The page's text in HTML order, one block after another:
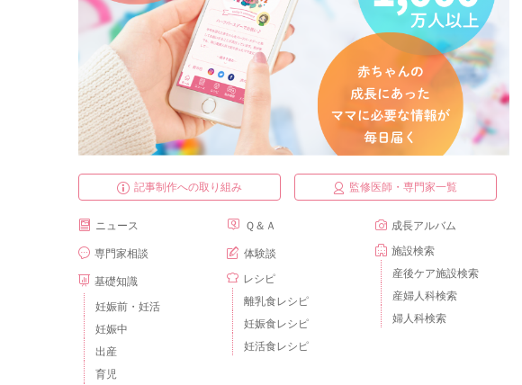
記事制作への取り組み 監修医師・専門家一覧
ニュース
専門家相談
基礎知識
妊娠前・妊活
妊娠中
出産
育児
Ｑ＆Ａ
体験談
レシピ
離乳食レシピ
妊娠食レシピ
妊活食レシピ
成長アルバム
施設検索
産後ケア施設検索
産婦人科検索
婦人科検索